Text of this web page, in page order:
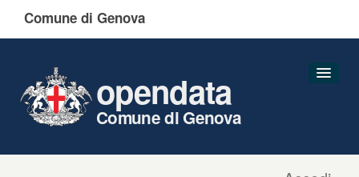
Comune di Genova
opendata
Comune di Genova